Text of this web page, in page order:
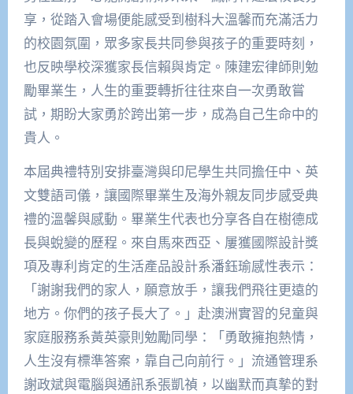
享，從踏入會場便能感受到樹科大溫馨而充滿活力
的校園氛圍，眾多家長共同參與孩子的重要時刻，
也反映學校深獲家長信賴與肯定。陳建宏律師則勉
勵畢業生，人生的重要轉折往往來自一次勇敢嘗
試，期盼大家勇於跨出第一步，成為自己生命中的
貴人。
本屆典禮特別安排臺灣與印尼學生共同擔任中、英
文雙語司儀，讓國際畢業生及海外親友同步感受典
禮的溫馨與感動。畢業生代表也分享各自在樹德成
長與蛻變的歷程。來自馬來西亞、屢獲國際設計獎
項及專利肯定的生活產品設計系潘鈺瑜感性表示：
「謝謝我們的家人，願意放手，讓我們飛往更遠的
地方。你們的孩子長大了。」赴澳洲實習的兒童與
家庭服務系黃英豪則勉勵同學：「勇敢擁抱熱情，
人生沒有標準答案，靠自己向前行。」流通管理系
謝政斌與電腦與通訊系張凱禎，以幽默而真摯的對